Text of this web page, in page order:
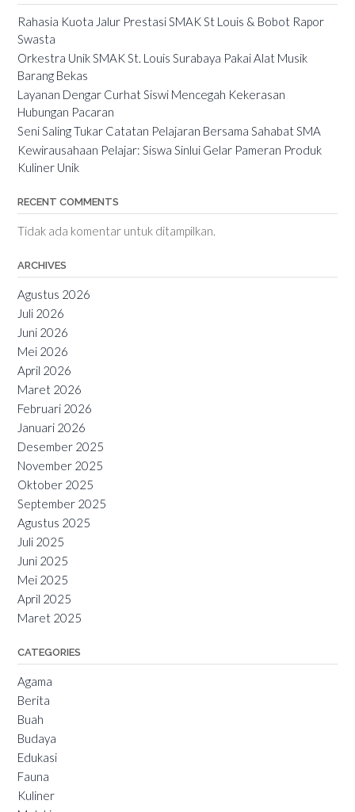
Rahasia Kuota Jalur Prestasi SMAK St Louis & Bobot Rapor
Swasta
Orkestra Unik SMAK St. Louis Surabaya Pakai Alat Musik
Barang Bekas
Layanan Dengar Curhat Siswi Mencegah Kekerasan
Hubungan Pacaran
Seni Saling Tukar Catatan Pelajaran Bersama Sahabat SMA
Kewirausahaan Pelajar: Siswa Sinlui Gelar Pameran Produk
Kuliner Unik
RECENT COMMENTS
Tidak ada komentar untuk ditampilkan.
ARCHIVES
Agustus 2026
Juli 2026
Juni 2026
Mei 2026
April 2026
Maret 2026
Februari 2026
Januari 2026
Desember 2025
November 2025
Oktober 2025
September 2025
Agustus 2025
Juli 2025
Juni 2025
Mei 2025
April 2025
Maret 2025
CATEGORIES
Agama
Berita
Buah
Budaya
Edukasi
Fauna
Kuliner